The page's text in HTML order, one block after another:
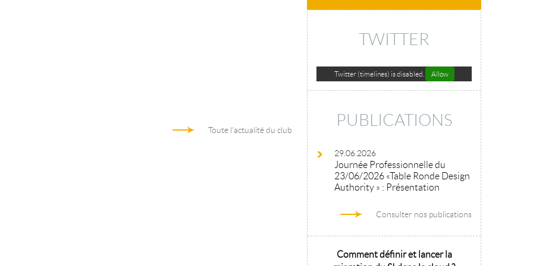
Toute l'actualité du club
TWITTER
Twitter (timelines) is disabled. Allow
PUBLICATIONS
29.06.2026
Journée Professionnelle du
23/06/2026 «Table Ronde Design
Authority » : Présentation
Consulter nos publications
Comment définir et lancer la
Architecture